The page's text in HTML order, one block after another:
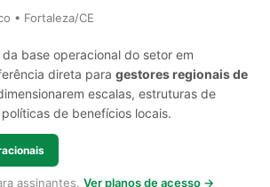
• Fortaleza/CE
base operacional do setor em
direta para gestores regionais de
escalas, estruturas de
de benefícios locais.
assinantes. Ver planos de acesso →